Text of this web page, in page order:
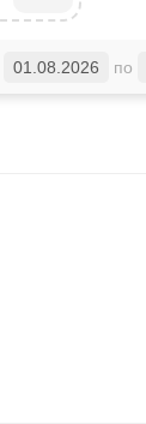
01.08.2026 по